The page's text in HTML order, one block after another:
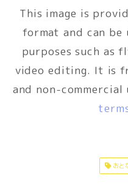
This image is
format and can
purposes such as
video editing. It is
and non-
おと